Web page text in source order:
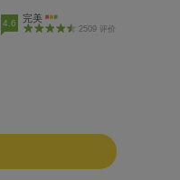
4.6 完美
2509 评价